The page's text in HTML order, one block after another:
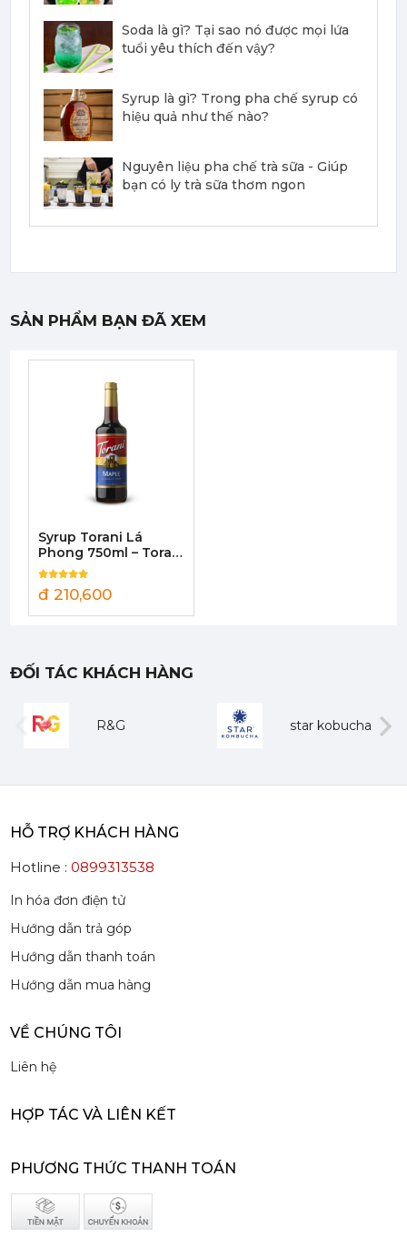
422,050đ
385,000 đ
507,150 đ
215,000 đ
215,000 đ
Soda là gì? Tại sao nó được mọi lứa
tuổi yêu thích đến vậy?
Syrup là gì? Trong pha chế syrup có
hiệu quả như thế nào?
Nguyên liệu pha chế trà sữa - Giúp
bạn có ly trà sữa thơm ngon
SẢN PHẨM BẠN ĐÃ XEM
Syrup Torani Lá
Phong 750ml – Torani
Maple Syrup
đ 210,600
ĐỐI TÁC KHÁCH HÀNG
R&G star kobucha
HỖ TRỢ KHÁCH HÀNG
Hotline :0899313538
In hóa đơn điện tử
Hướng dẫn trả góp
Hướng dẫn thanh toán
Hướng dẫn mua hàng
VỀ CHÚNG TÔI
Liên hệ
HỢP TÁC VÀ LIÊN KẾT
PHƯƠNG THỨC THANH TOÁN